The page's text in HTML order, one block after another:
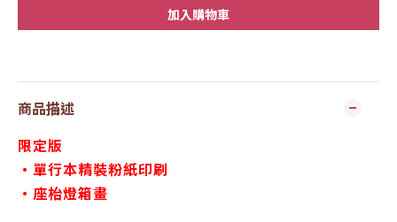
加入購物車
商品描述
限定版
・單行本精裝粉紙印刷
・座枱燈箱畫